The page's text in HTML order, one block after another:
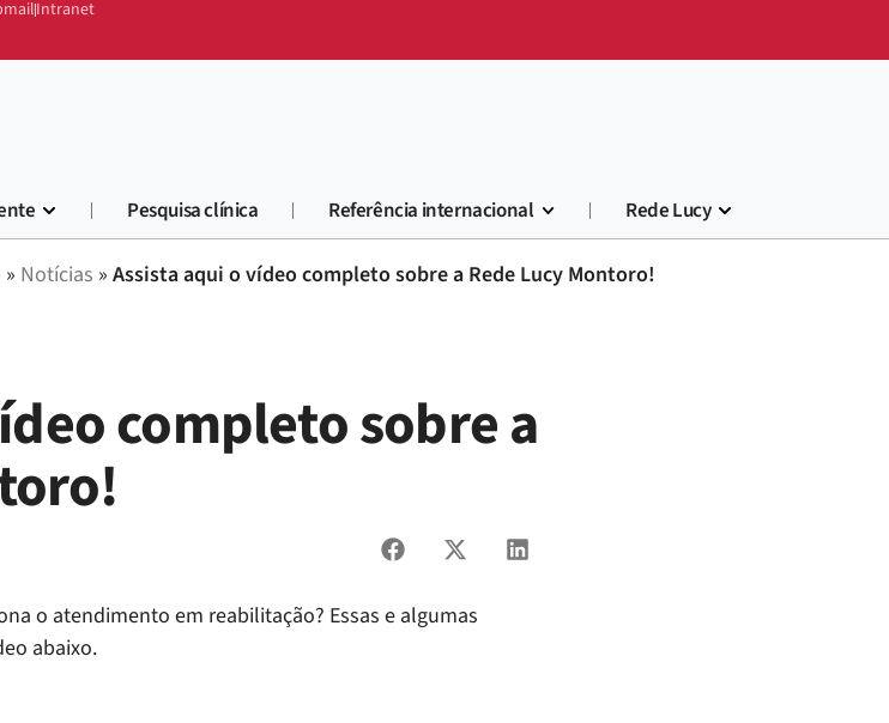
Intranet
Pesquisa clínica Referência internacional Rede Lucy
» Notícias » Assista aqui o vídeo completo sobre a Rede Lucy Montoro!
completo sobre a
o atendimento em reabilitação? Essas e algumas
abaixo.